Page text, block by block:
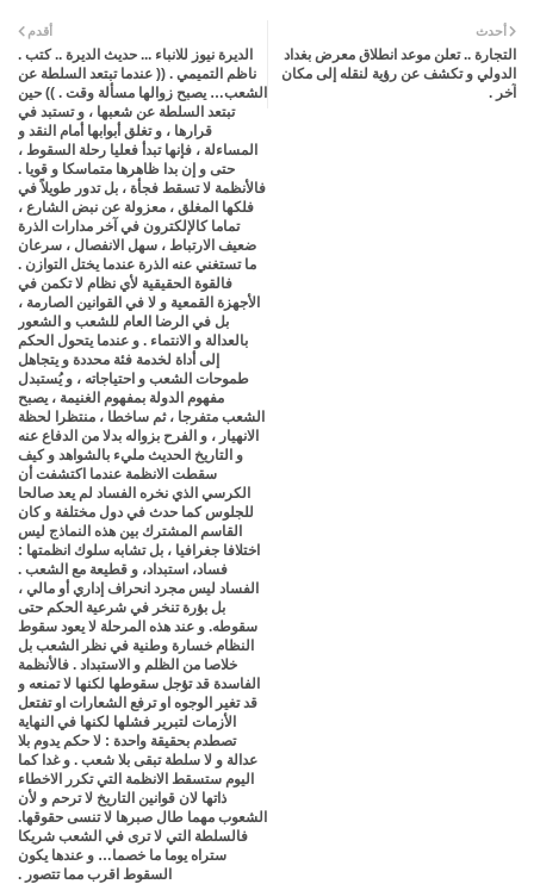
ter atsa
أحدث
التجارة .. تعلن موعد انطلاق معرض بغداد
الدولي و تكشف عن رؤية لنقله إلى مكان
آخر .
أقدم
الديرة نيوز للانباء ... حديث الديرة .. كتب .
ناظم التميمي . (( عندما تبتعد السلطة عن
الشعب… يصبح زوالها مسألة وقت . )) حين
تبتعد السلطة عن شعبها ، و تستبد في
قرارها ، و تغلق أبوابها أمام النقد و
المساءلة ، فإنها تبدأ فعليا رحلة السقوط ،
حتى و إن بدا ظاهرها متماسكا و قويا .
فالأنظمة لا تسقط فجأة ، بل تدور طويلاً في
فلكها المغلق ، معزولة عن نبض الشارع ،
تماما كالإلكترون في آخر مدارات الذرة
ضعيف الارتباط ، سهل الانفصال ، سرعان
ما تستغني عنه الذرة عندما يختل التوازن .
فالقوة الحقيقية لأي نظام لا تكمن في
الأجهزة القمعية و لا في القوانين الصارمة ،
بل في الرضا العام للشعب و الشعور
بالعدالة و الانتماء . و عندما يتحول الحكم
إلى أداة لخدمة فئة محددة و يتجاهل
طموحات الشعب و احتياجاته ، و يُستبدل
مفهوم الدولة بمفهوم الغنيمة ، يصبح
الشعب متفرجا ، ثم ساخطا ، منتظرا لحظة
الانهيار ، و الفرح بزواله بدلا من الدفاع عنه
و التاريخ الحديث مليء بالشواهد و كيف
سقطت الانظمة عندما اكتشفت أن
الكرسي الذي نخره الفساد لم يعد صالحا
للجلوس كما حدث في دول مختلفة و كان
القاسم المشترك بين هذه النماذج ليس
اختلافا جغرافيا ، بل تشابه سلوك انظمتها :
فساد، استبداد، و قطيعة مع الشعب .
الفساد ليس مجرد انحراف إداري أو مالي ،
بل بؤرة تنخر في شرعية الحكم حتى
سقوطه. و عند هذه المرحلة لا يعود سقوط
النظام خسارة وطنية في نظر الشعب بل
خلاصا من الظلم و الاستبداد . فالأنظمة
الفاسدة قد تؤجل سقوطها لكنها لا تمنعه و
قد تغير الوجوه او ترفع الشعارات او تفتعل
الأزمات لتبرير فشلها لكنها في النهاية
تصطدم بحقيقة واحدة : لا حكم يدوم بلا
عدالة و لا سلطة تبقى بلا شعب . و غدا كما
اليوم ستسقط الانظمة التي تكرر الاخطاء
ذاتها لان قوانين التاريخ لا ترحم و لأن
الشعوب مهما طال صبرها لا تنسى حقوقها.
فالسلطة التي لا ترى في الشعب شريكا
ستراه يوما ما خصما… و عندها يكون
السقوط اقرب مما تتصور .